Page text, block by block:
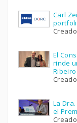
Carl
El
rinde
Ribeiro
La
el